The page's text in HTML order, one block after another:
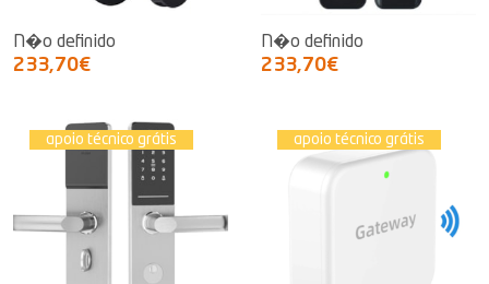
N�o definido
233,70€
N�o definido
233,70€
apoio técnico grátis apoio técnico grátis